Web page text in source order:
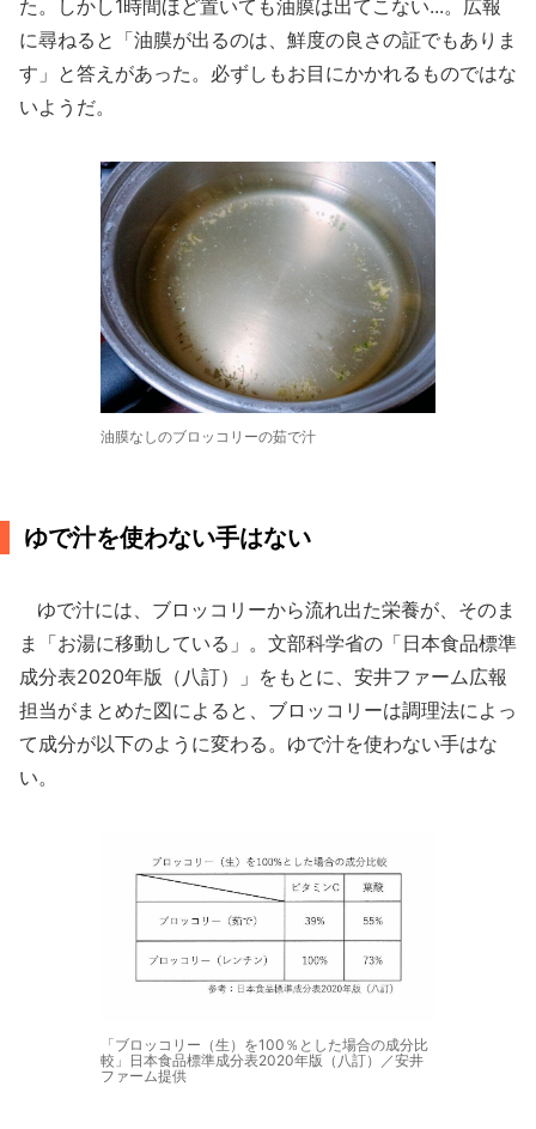
た。しかし1時間ほど置いても油膜は出てこない...。広報
に尋ねると「油膜が出るのは、鮮度の良さの証でもありま
す」と答えがあった。必ずしもお目にかかれるものではな
いようだ。
油膜なしのブロッコリーの茹で汁
ゆで汁を使わない手はない
ゆで汁には、ブロッコリーから流れ出た栄養が、そのま
ま「お湯に移動している」。文部科学省の「日本食品標準
成分表2020年版（八訂）」をもとに、安井ファーム広報
担当がまとめた図によると、ブロッコリーは調理法によっ
て成分が以下のように変わる。ゆで汁を使わない手はな
い。
「ブロッコリー（生）を100％とした場合の成分比
較」日本食品標準成分表2020年版（八訂）／安井
ファーム提供